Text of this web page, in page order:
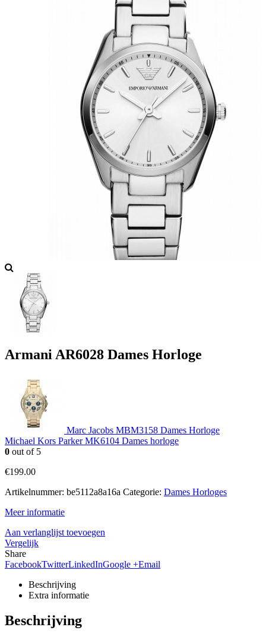
Armani AR6028 Dames Horloge
Marc Jacobs MBM3158 Dames Horloge
Michael Kors Parker MK6104 Dames horloge
0 out of 5
€199.00
Artikelnummer: be5112a8a16a Categorie: Dames Horloges
Meer informatie
Aan verlanglijst toevoegen
Vergelijk
Share
FacebookTwitterLinkedInGoogle +Email
Beschrijving
Extra informatie
Beschrijving